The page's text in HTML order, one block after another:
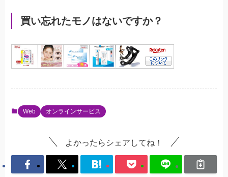
買い忘れたモノはないですか？
Web オンラインサービス
よかったらシェアしてね！